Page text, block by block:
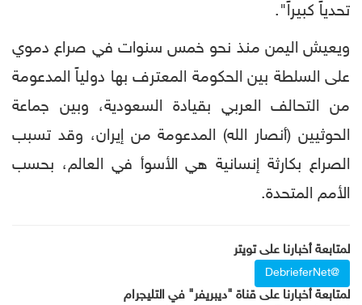
تحدياً كبيراً".
ويعيش اليمن منذ نحو خمس سنوات في صراع دموي
على السلطة بين الحكومة المعترف بها دولياً المدعومة
من التحالف العربي بقيادة السعودية، وبين جماعة
الحوثيين (أنصار الله) المدعومة من إيران، وقد تسبب
الصراع بكارثة إنسانية هي الأسوأ في العالم، بحسب
الأمم المتحدة.
لمتابعة أخبارنا على تويتر
@DebrieferNet
لمتابعة أخبارنا على قناة "ديبريفر" في التليجرام